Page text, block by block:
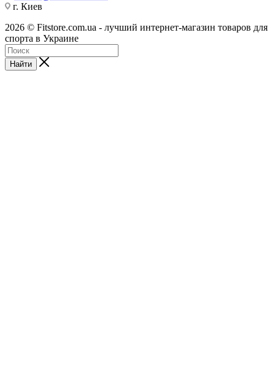
г. Киев
2026 © Fitstore.com.ua - лучший интернет-магазин товаров для
спорта в Украине
Найти